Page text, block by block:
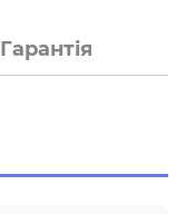
Гарантія